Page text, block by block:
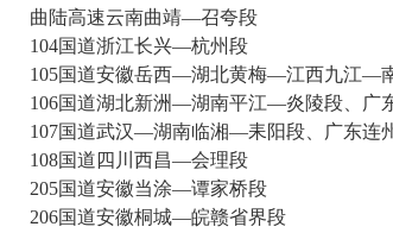
曲陆高速云南曲靖—召夸段
104国道浙江长兴—杭州段
105国道安徽岳西—湖北黄梅—江西九江—南
106国道湖北新洲—湖南平江—炎陵段、广
107国道武汉—湖南临湘—耒阳段、广东连
108国道四川西昌—会理段
205国道安徽当涂—谭家桥段
206国道安徽桐城—皖赣省界段